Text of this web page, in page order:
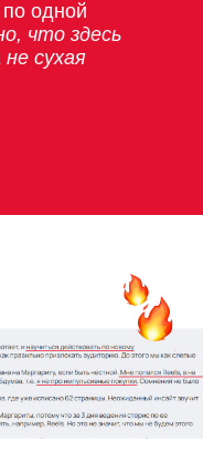
одной
что здесь
сухая